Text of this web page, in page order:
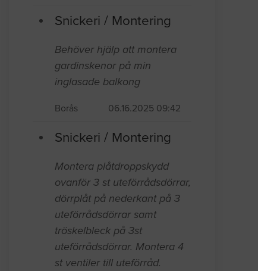
Snickeri / Montering
Behöver hjälp att montera
gardinskenor på min
inglasade balkong
Borås 06.16.2025 09:42
Snickeri / Montering
Montera plåtdroppskydd
ovanför 3 st uteförrådsdörrar,
dörrplåt på nederkant på 3
uteförrådsdörrar samt
tröskelbleck på 3st
uteförrådsdörrar. Montera 4
st ventiler till uteförråd.